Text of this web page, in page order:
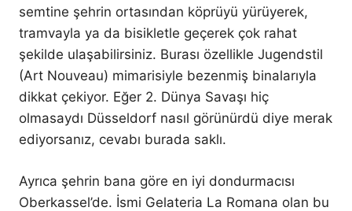
semtine şehrin ortasından köprüyü yürüyerek,
tramvayla ya da bisikletle geçerek çok rahat
şekilde ulaşabilirsiniz. Burası özellikle Jugendstil
(Art Nouveau) mimarisiyle bezenmiş binalarıyla
dikkat çekiyor. Eğer 2. Dünya Savaşı hiç
olmasaydı Düsseldorf nasıl görünürdü diye merak
ediyorsanız, cevabı burada saklı.
Ayrıca şehrin bana göre en iyi dondurmacısı
Oberkassel’de. İsmi Gelateria La Romana olan bu